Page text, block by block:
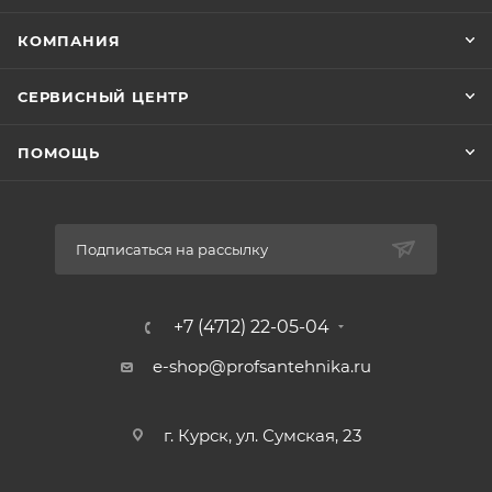
Тип соединения: под вклейку
Масса: 0,082 кг
КОМПАНИЯ
СЕРВИСНЫЙ ЦЕНТР
ПОМОЩЬ
Подписаться на рассылку
+7 (4712) 22-05-04
e-shop@profsantehnika.ru
г. Курск, ул. Сумская, 23